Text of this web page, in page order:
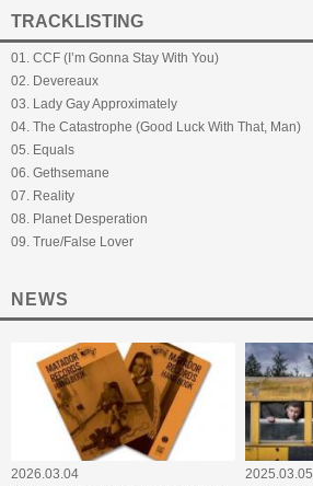
TRACKLISTING
01. CCF (I’m Gonna Stay With You)
02. Devereaux
03. Lady Gay Approximately
04. The Catastrophe (Good Luck With That, Man)
05. Equals
06. Gethsemane
07. Reality
08. Planet Desperation
09. True/False Lover
NEWS
2026.03.04
2025.03.05